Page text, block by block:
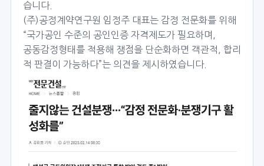
습니다.
(주)공정계약연구원 임정주 대표는 감정 전문화를 위해
“국가공인 수준의 공인인증 자격제도가 필요하며,
공동감정형태를 적용해 쟁점을 단순화하면 객관적, 합리
적 판결이 가능하다”는 의견을 제시하였습니다.